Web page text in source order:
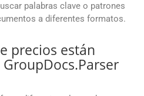
palabras clave o patrones
a diferentes formatos.
precios están